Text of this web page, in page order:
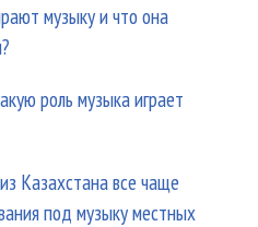
музыку и что она
роль музыка играет
Казахстана все чаще
под музыку местных